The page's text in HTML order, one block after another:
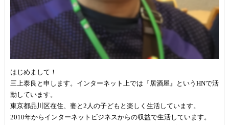
はじめまして！
三上泰良と申します。インターネット上では『居酒屋』というHNで活
動しています。
東京都品川区在住、妻と2人の子どもと楽しく生活しています。
2010年からインターネットビジネスからの収益で生活しています。